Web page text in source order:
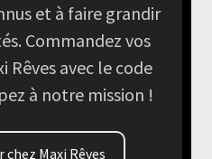
et à faire grandir
Commandez vos
Rêves avec le code
à notre mission !
Maxi Rêves